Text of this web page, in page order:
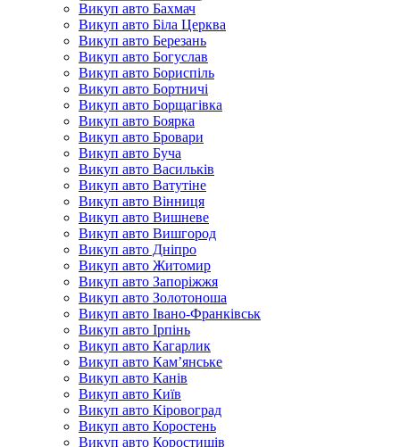
Викуп авто Бахмач
Викуп авто Біла Церква
Викуп авто Березань
Викуп авто Богуслав
Викуп авто Бориспіль
Викуп авто Бортничі
Викуп авто Борщагівка
Викуп авто Боярка
Викуп авто Бровари
Викуп авто Буча
Викуп авто Васильків
Викуп авто Ватутіне
Викуп авто Вінниця
Викуп авто Вишневе
Викуп авто Вишгород
Викуп авто Дніпро
Викуп авто Житомир
Викуп авто Запоріжжя
Викуп авто Золотоноша
Викуп авто Івано-Франківськ
Викуп авто Ірпінь
Викуп авто Кагарлик
Викуп авто Кам’янське
Викуп авто Канів
Викуп авто Київ
Викуп авто Кіровоград
Викуп авто Коростень
Викуп авто Коростишів